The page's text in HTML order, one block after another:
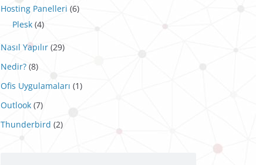
Hosting Panelleri (6)
Plesk (4)
Nasıl Yapılır (29)
Nedir? (8)
Ofis Uygulamaları (1)
Outlook (7)
Thunderbird (2)